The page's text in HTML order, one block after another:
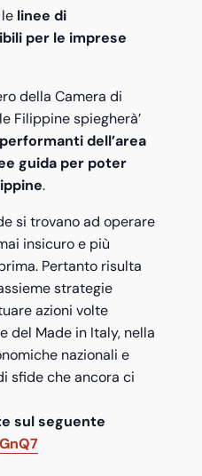
linee di
per le imprese
della Camera di
Filippine spiegherà’
dell’area
guida per poter
.
si trovano ad operare
insicuro e più
Pertanto risulta
strategie
azioni volte
del Made in Italy, nella
nazionali e
sfide che ancora ci
sul seguente